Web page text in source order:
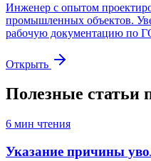
Инженер с опытом
промышленных объектов.
рабочую документацию по
Открыть
Полезные статьи
6 мин чтения
Указание причины